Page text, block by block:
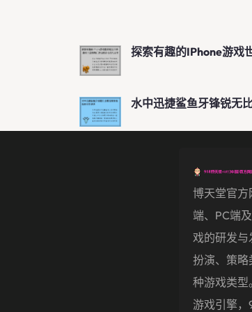
探索有趣的iPhone游戏
水中迅捷鲨鱼牙锋锐无
博天堂官方
端、PC端
戏的研发与
扮演、策略
种游戏类型
游戏引擎，